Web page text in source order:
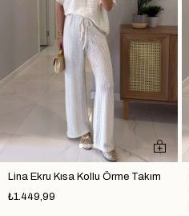
Lina Ekru Kısa Kollu Örme Takım
₺1.449,99